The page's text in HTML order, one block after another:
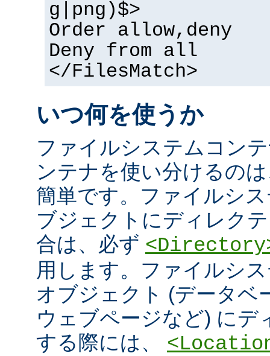
g|png)$>
Order allow,deny
Deny from all
</FilesMatch>
いつ何を使うか
ファイルシステムコン
ンテナを使い分けるの
簡単です。ファイルシ
ブジェクトにディレク
合は、必ず
用します。ファイルシ
オブジェクト (データベ
ウェブページなど) にデ
する際には、